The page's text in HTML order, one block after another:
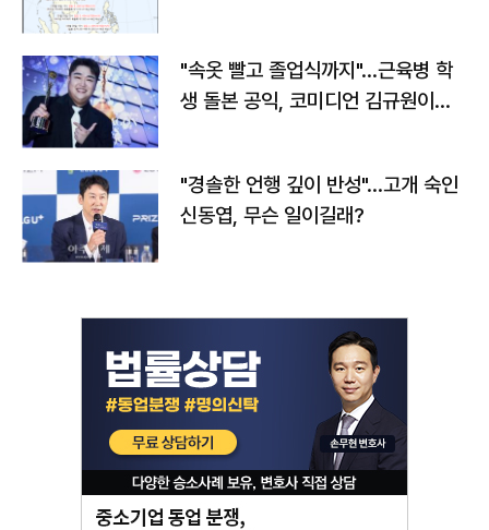
"속옷 빨고 졸업식까지"…근육병 학
생 돌본 공익, 코미디언 김규원이었
"경솔한 언행 깊이 반성"…고개 숙인
신동엽, 무슨 일이길래?